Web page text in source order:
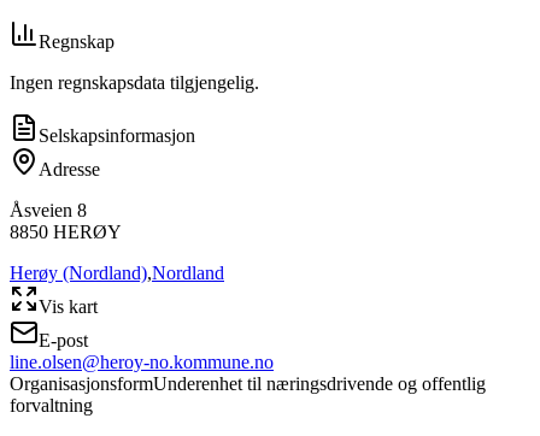
Regnskap
Ingen regnskapsdata tilgjengelig.
Selskapsinformasjon
Adresse
Åsveien 8
8850 HERØY
Herøy (Nordland),Nordland
Vis kart
E-post
line.olsen@heroy-no.kommune.no
OrganisasjonsformUnderenhet til næringsdrivende og offentlig
forvaltning